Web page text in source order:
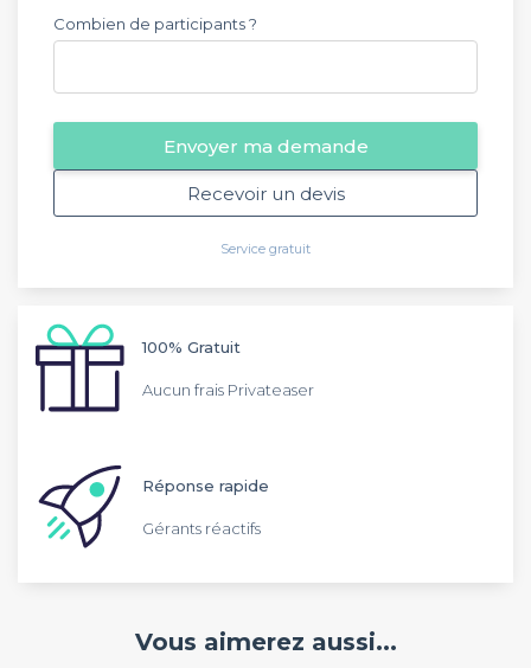
Combien de participants ?
Envoyer ma demande
Recevoir un devis
Service gratuit
100% Gratuit
Aucun frais Privateaser
Réponse rapide
Gérants réactifs
Vous aimerez aussi...